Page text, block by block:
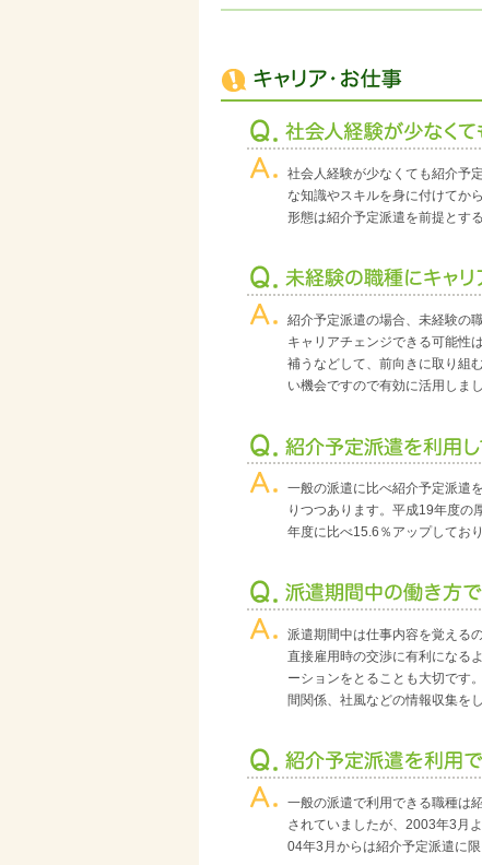
社会人経験が少なくても紹介予
な知識やスキルを身に付けてか
形態は紹介予定派遣を前提とす
紹介予定派遣の場合、未経験の
キャリアチェンジできる可能性
補うなどして、前向きに取り組
い機会ですので有効に活用しまし
一般の派遣に比べ紹介予定派遣
りつつあります。平成19年度の
年度に比べ15.6％アップしてお
派遣期間中は仕事内容を覚える
直接雇用時の交渉に有利になる
ーションをとることも大切です
間関係、社風などの情報収集を
一般の派遣で利用できる職種は
されていましたが、2003年3月
04年3月からは紹介予定派遣に